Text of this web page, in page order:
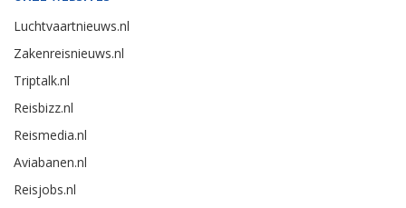
Luchtvaartnieuws.nl
Zakenreisnieuws.nl
Triptalk.nl
Reisbizz.nl
Reismedia.nl
Aviabanen.nl
Reisjobs.nl